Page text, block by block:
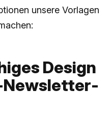
unsere Vorlagen
Design